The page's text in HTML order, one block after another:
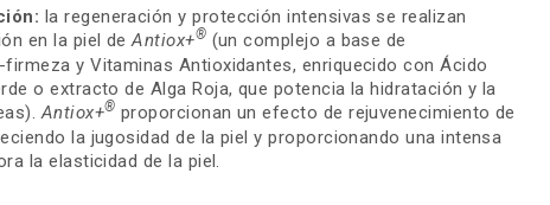
la regeneración y protección intensivas se realizan
en la piel deAntiox+® (un complejo a base de
y Vitaminas Antioxidantes, enriquecido con Ácido
o extracto de Alga Roja, que potencia la hidratación y la
Antiox+® proporcionan un efecto de rejuvenecimiento de
la jugosidad de la piel y proporcionando una intensa
la elasticidad de la piel.